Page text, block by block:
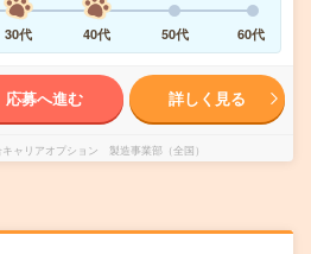
30代 40代 50代 60代
応募へ進む 詳しく見る
ャリアオプション 製造事業部（全国）